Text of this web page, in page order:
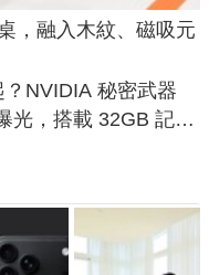
，融入木紋、磁吸元
NVIDIA 秘密武器
光，搭載 32GB 記憶